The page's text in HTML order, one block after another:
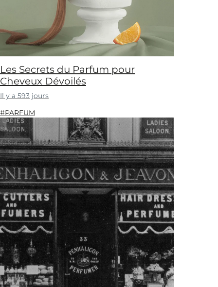
Les Secrets du Parfum pour
Cheveux Dévoilés
Il y a 593 jours
#PARFUM